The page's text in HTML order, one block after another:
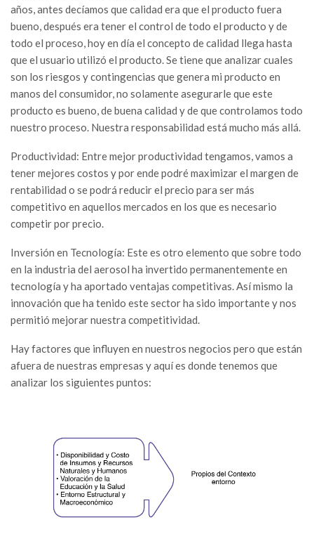
años, antes decíamos que calidad era que el producto fuera
bueno, después era tener el control de todo el producto y de
todo el proceso, hoy en día el concepto de calidad llega hasta
que el usuario utilizó el producto. Se tiene que analizar cuales
son los riesgos y contingencias que genera mi producto en
manos del consumidor, no solamente asegurarle que este
producto es bueno, de buena calidad y de que controlamos todo
nuestro proceso. Nuestra responsabilidad está mucho más allá.
Productividad: Entre mejor productividad tengamos, vamos a
tener mejores costos y por ende podré maximizar el margen de
rentabilidad o se podrá reducir el precio para ser más
competitivo en aquellos mercados en los que es necesario
competir por precio.
Inversión en Tecnología: Este es otro elemento que sobre todo
en la industria del aerosol ha invertido permanentemente en
tecnología y ha aportado ventajas competitivas. Así mismo la
innovación que ha tenido este sector ha sido importante y nos
permitió mejorar nuestra competitividad.
Hay factores que influyen en nuestros negocios pero que están
afuera de nuestras empresas y aquí es donde tenemos que
analizar los siguientes puntos: